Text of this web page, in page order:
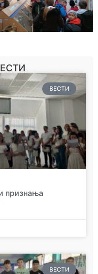
ВЕСТИ
признања
ВЕСТИ